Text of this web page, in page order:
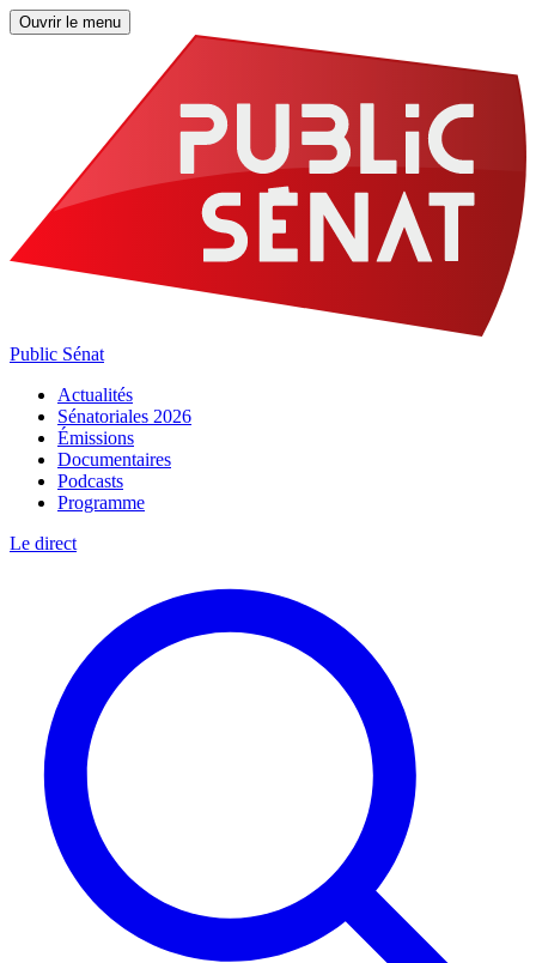
Ouvrir le menu
Public Sénat
Actualités
Sénatoriales 2026
Émissions
Documentaires
Podcasts
Programme
Le direct